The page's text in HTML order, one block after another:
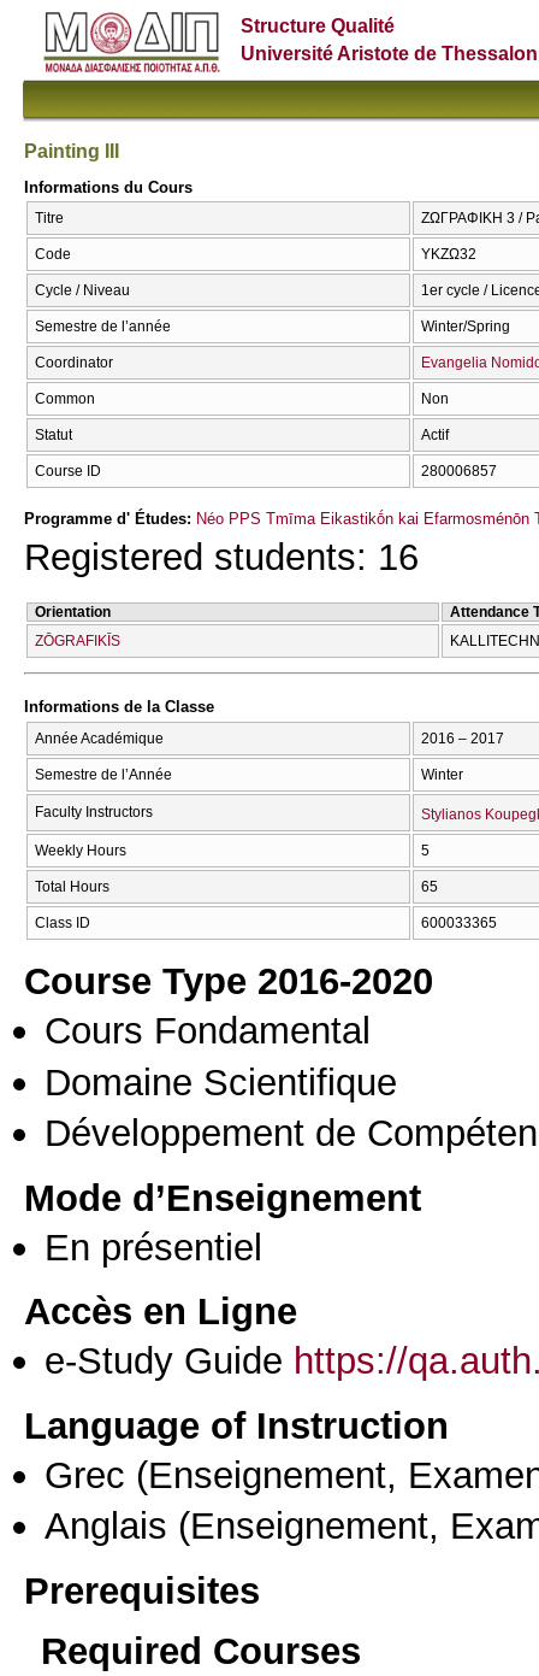
Structure Qualité
Université Aristote de
Painting III
Informations du Cours
Titre ΖΩΓΡΑΦΙΚΗ 3 /
Code ΥΚΖΩ32
Cycle / Niveau 1er cycle /
Semestre de l’année Winter/Spring
Coordinator Evangelia
Common Non
Statut Actif
Course ID 280006857
Programme d' Études: Néo PPS Tmīma Eikastikṓn kai Efarmosménōn
Registered students: 16
Orientation
Attendance
ZŌGRAFIKĪS
Informations de la Classe
Année Académique 2016 – 2017
Semestre de l’Année Winter
Faculty Instructors Stylianos
Weekly Hours 5
Total Hours 65
Class ID 600033365
Course Type 2016-2020
Cours Fondamental
Domaine Scientifique
Développement de
Mode d’Enseignement
En présentiel
Accès en Ligne
e-Study Guide https://
Language of Instruction
Grec (Enseignement,
Anglais (Enseignement,
Prerequisites
Required Courses